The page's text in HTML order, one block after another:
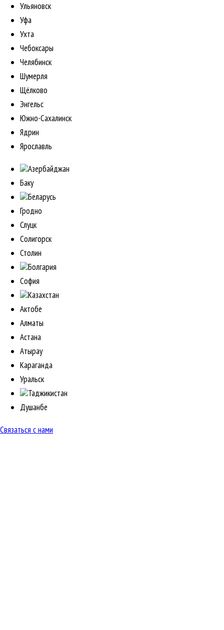
Ульяновск
Уфа
Ухта
Чебоксары
Челябинск
Шумерля
Щёлково
Энгельс
Южно-Сахалинск
Ядрин
Ярославль
Азербайджан
Баку
Беларусь
Гродно
Слуцк
Солигорск
Столин
Болгария
София
Казахстан
Актобе
Алматы
Астана
Атырау
Караганда
Уральск
Таджикистан
Душанбе
Связаться с нами